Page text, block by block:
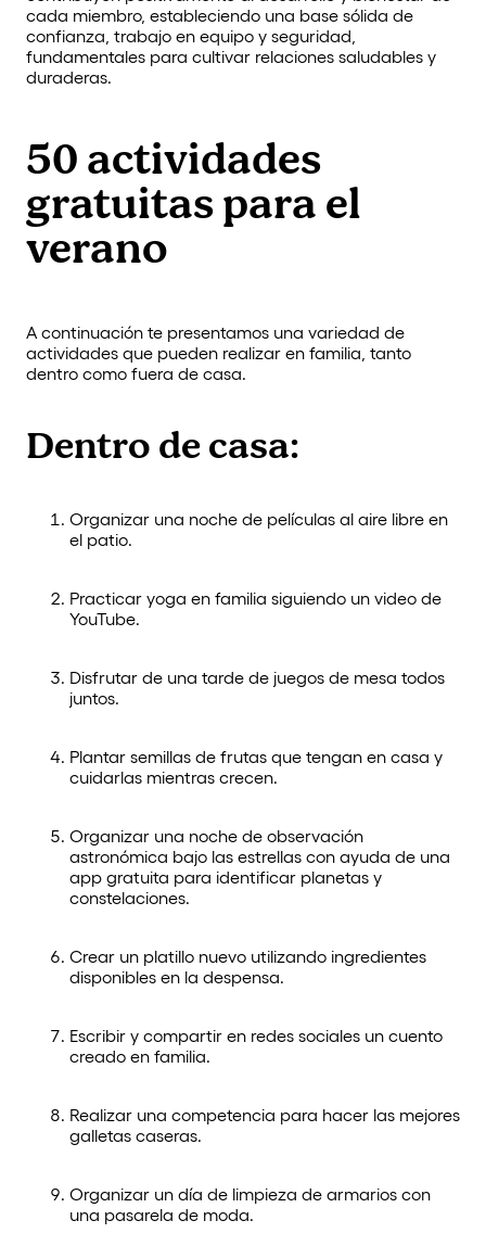
cada miembro, estableciendo una base sólida de
confianza, trabajo en equipo y seguridad,
fundamentales para cultivar relaciones saludables y
duraderas.
50 actividades
gratuitas para el
verano
A continuación te presentamos una variedad de
actividades que pueden realizar en familia, tanto
dentro como fuera de casa.
Dentro de casa:
Organizar una noche de películas al aire libre en
el patio.
Practicar yoga en familia siguiendo un video de
YouTube.
Disfrutar de una tarde de juegos de mesa todos
juntos.
Plantar semillas de frutas que tengan en casa y
cuidarlas mientras crecen.
Organizar una noche de observación
astronómica bajo las estrellas con ayuda de una
app gratuita para identificar planetas y
constelaciones.
Crear un platillo nuevo utilizando ingredientes
disponibles en la despensa.
Escribir y compartir en redes sociales un cuento
creado en familia.
Realizar una competencia para hacer las mejores
galletas caseras.
Organizar un día de limpieza de armarios con
una pasarela de moda.